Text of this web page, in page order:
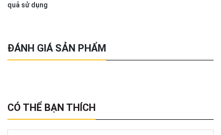
quả sử dụng
ĐÁNH GIÁ SẢN PHẨM
CÓ THỂ BẠN THÍCH